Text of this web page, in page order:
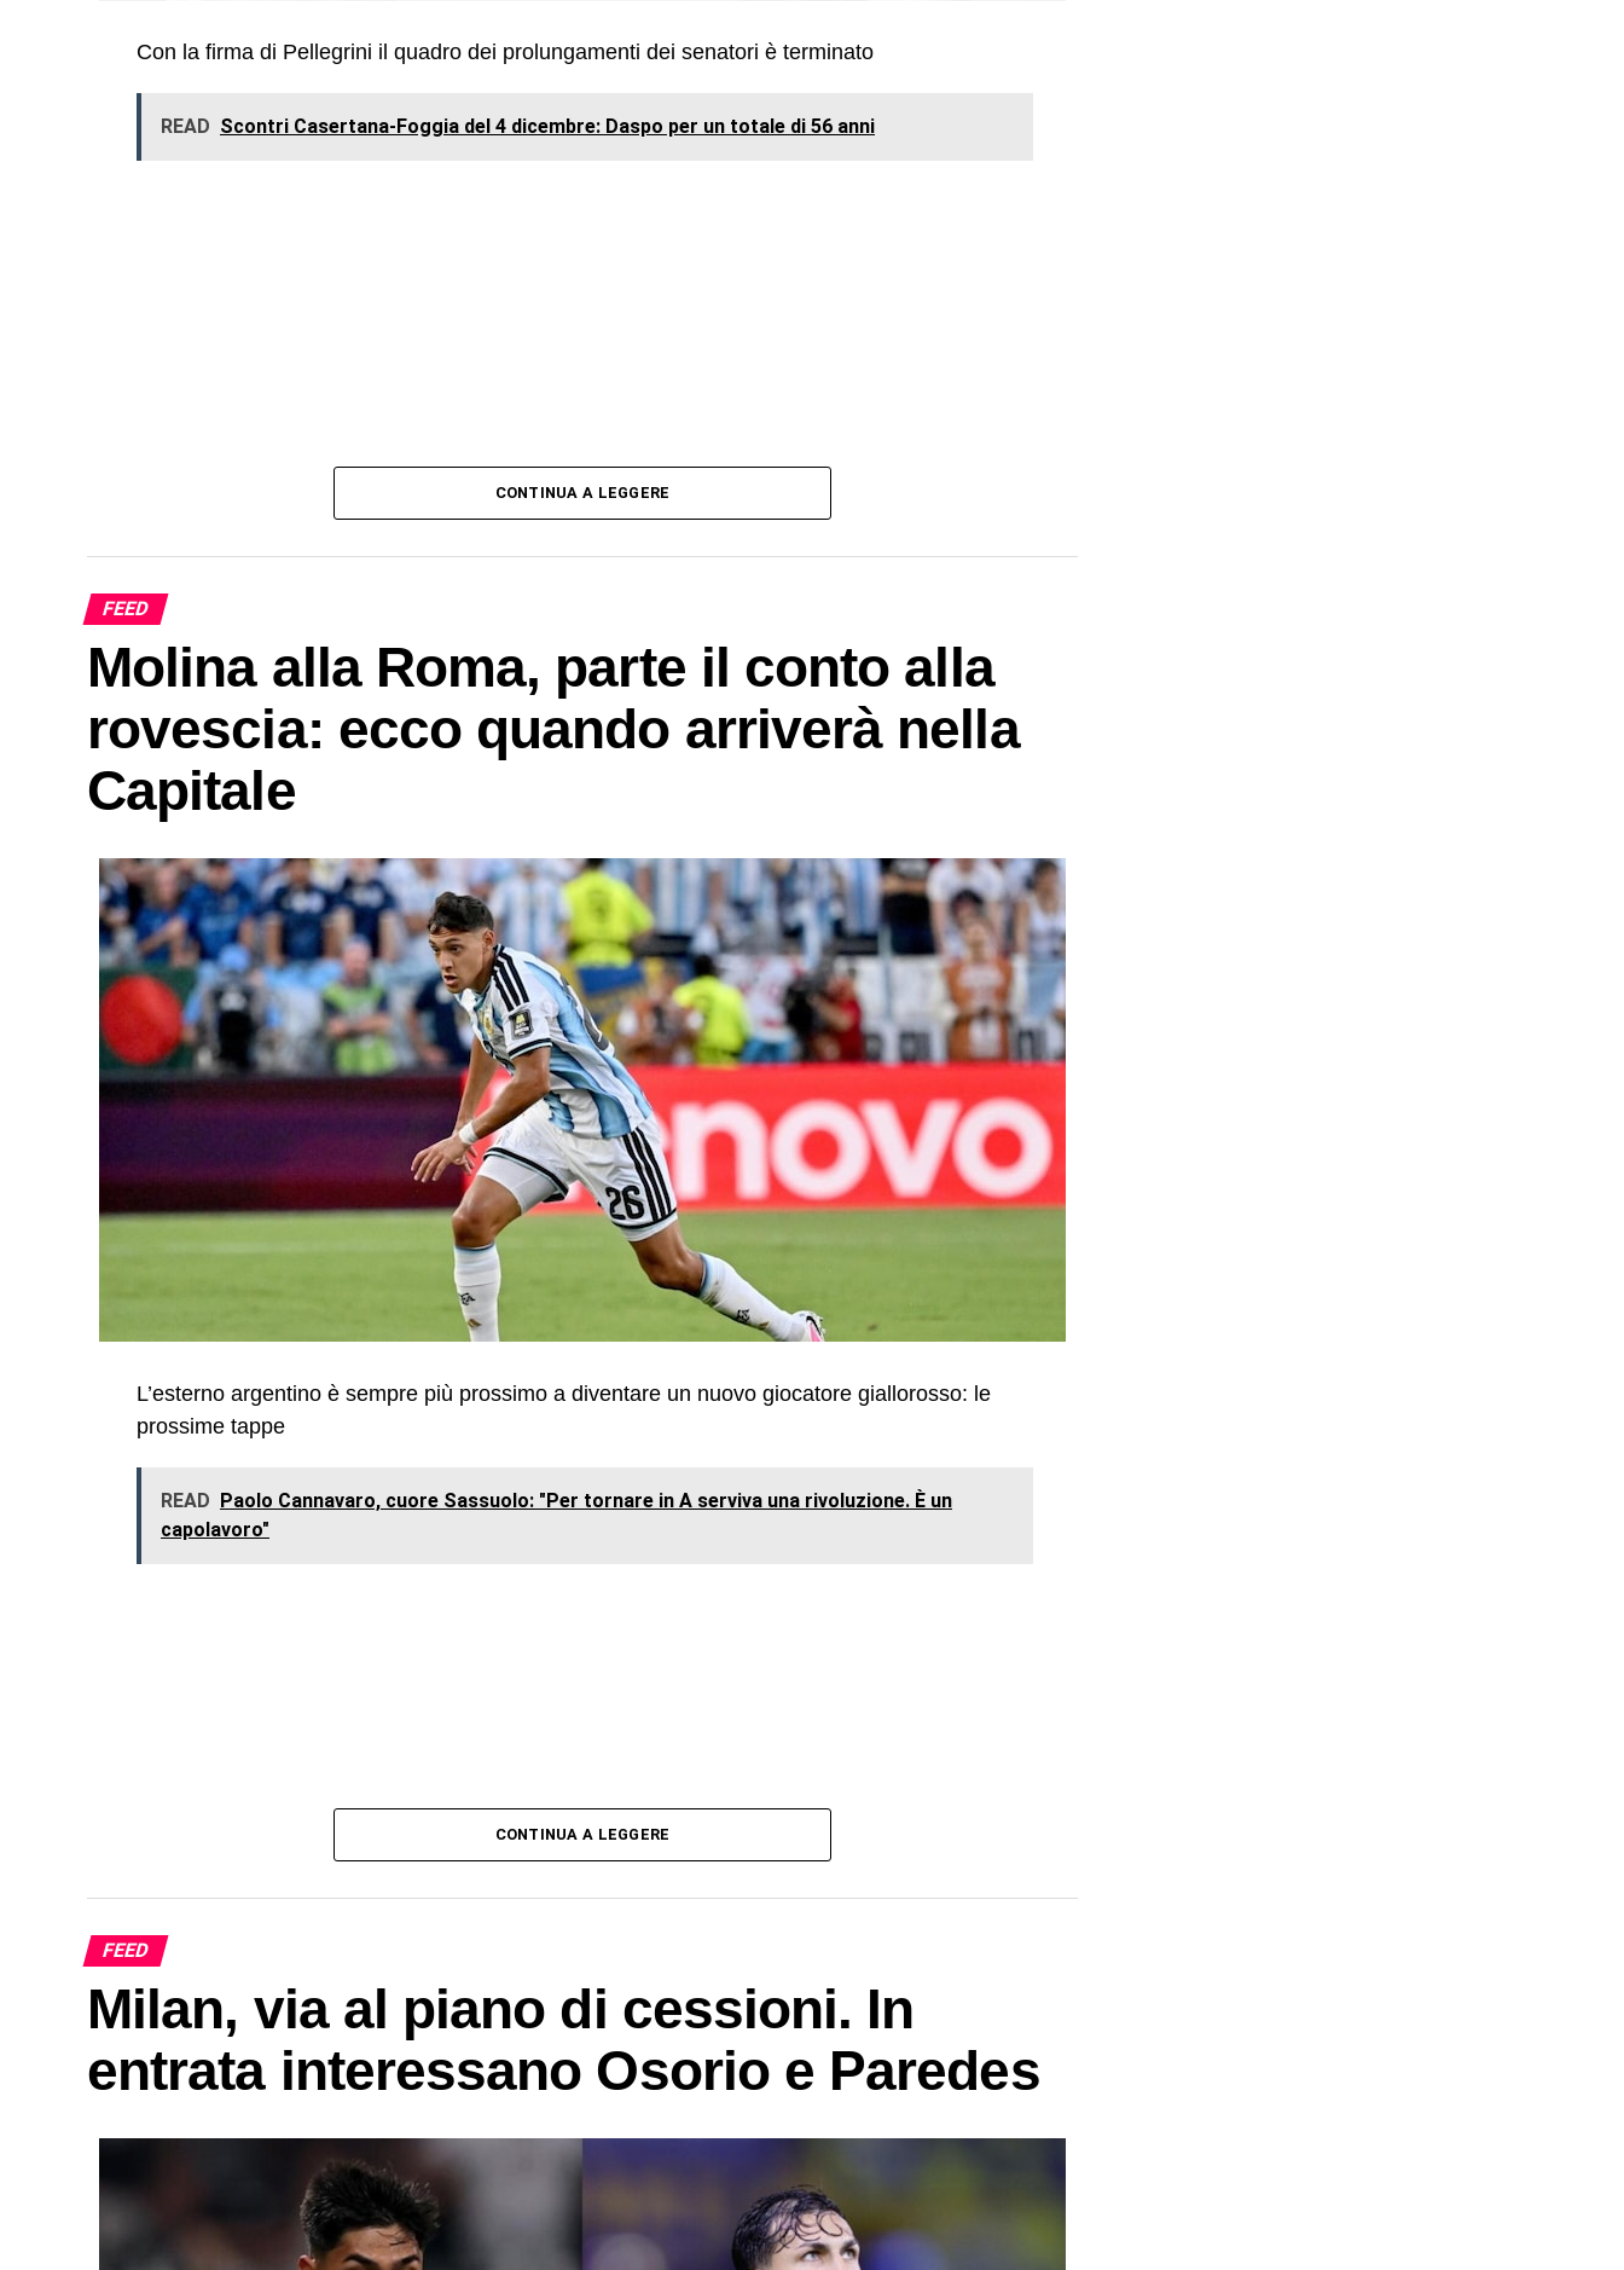
Con la firma di Pellegrini il quadro dei prolungamenti dei senatori è terminato
READ Scontri Casertana-Foggia del 4 dicembre: Daspo per un totale di 56 anni
CONTINUA A LEGGERE
FEED
Molina alla Roma, parte il conto alla
rovescia: ecco quando arriverà nella
Capitale
L’esterno argentino è sempre più prossimo a diventare un nuovo giocatore giallorosso: le
prossime tappe
READ Paolo Cannavaro, cuore Sassuolo: "Per tornare in A serviva una rivoluzione. È un
capolavoro"
CONTINUA A LEGGERE
FEED
Milan, via al piano di cessioni. In
entrata interessano Osorio e Paredes